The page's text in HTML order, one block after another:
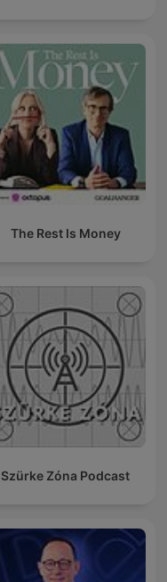
The Rest Is Money
Szürke Zóna Podcast